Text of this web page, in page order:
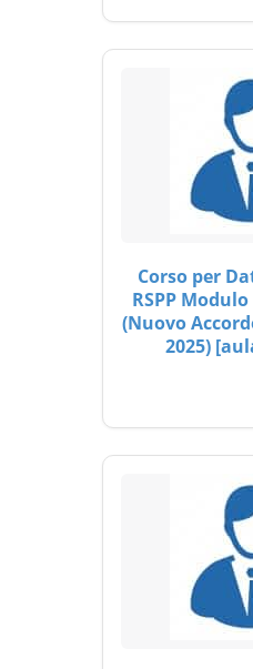
Corso per
RSPP
(Nuovo
2025)